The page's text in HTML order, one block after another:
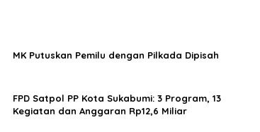
MK Putuskan Pemilu dengan Pilkada Dipisah
FPD Satpol PP Kota Sukabumi: 3 Program, 13
Kegiatan dan Anggaran Rp12,6 Miliar